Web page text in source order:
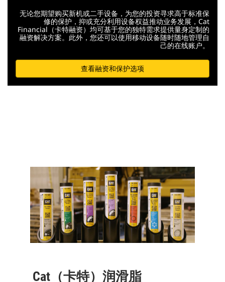
无论您期望购买新机或二手设备，为您的投资寻求高于标准保
修的保护，抑或充分利用设备权益推动业务发展，Cat
Financial（卡特融资）均可基于您的独特需求提供量身定制的
融资解决方案。此外，您还可以使用移动设备随时随地管理自
己的在线账户。
查看融资和保护选项
Cat（卡特）润滑脂